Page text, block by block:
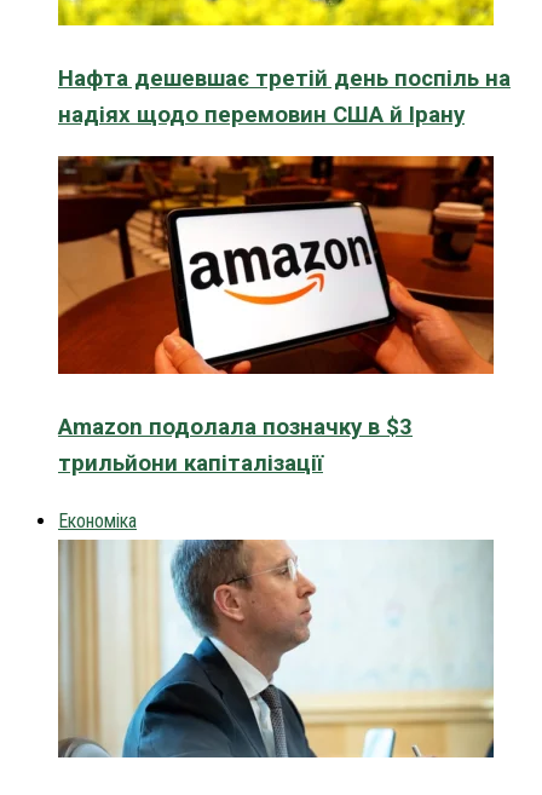
Нафта дешевшає третій день поспіль на
надіях щодо перемовин США й Ірану
Amazon подолала позначку в $3
трильйони капіталізації
Економіка